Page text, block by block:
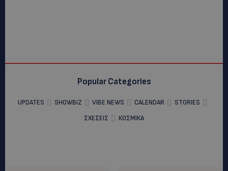
Popular Categories
UPDATES SHOWBIZ VIBE NEWS CALENDAR
STORIES
ΣΧΕΣΕΙΣ
ΚΟΣΜΙΚΑ